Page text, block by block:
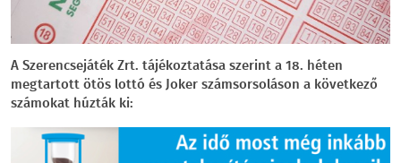
A Szerencsejáték Zrt. tájékoztatása szerint a 18. héten
megtartott ötös lottó és Joker számsorsoláson a következő
számokat húzták ki: